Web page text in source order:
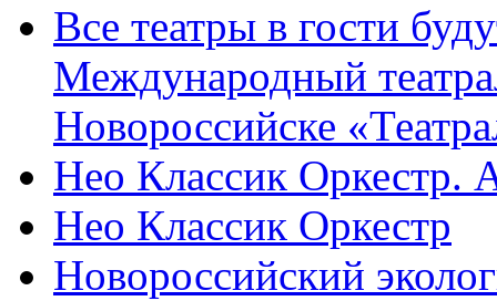
Все театры в гости
Международный
Новороссийске
Нео Классик Оркестр.
Нео Классик Оркестр
Новороссийский